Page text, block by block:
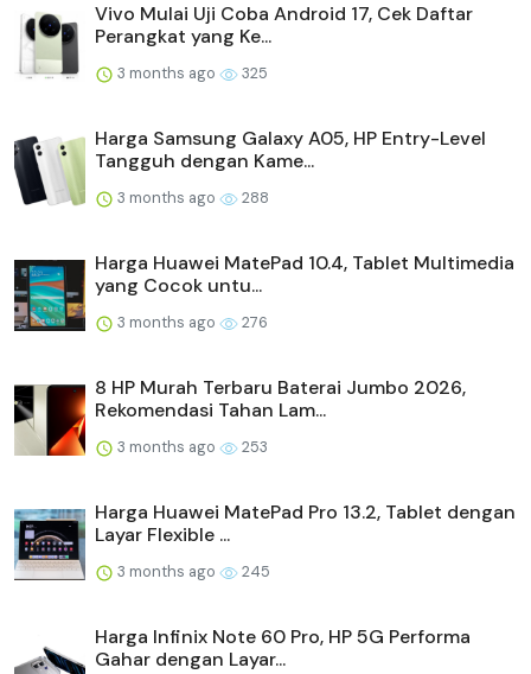
Vivo Mulai Uji Coba Android 17, Cek Daftar
Perangkat yang Ke...
3 months ago 325
Harga Samsung Galaxy A05, HP Entry-Level
Tangguh dengan Kame...
3 months ago 288
Harga Huawei MatePad 10.4, Tablet Multimedia
yang Cocok untu...
3 months ago 276
8 HP Murah Terbaru Baterai Jumbo 2026,
Rekomendasi Tahan Lam...
3 months ago 253
Harga Huawei MatePad Pro 13.2, Tablet dengan
Layar Flexible ...
3 months ago 245
Harga Infinix Note 60 Pro, HP 5G Performa
Gahar dengan Layar...